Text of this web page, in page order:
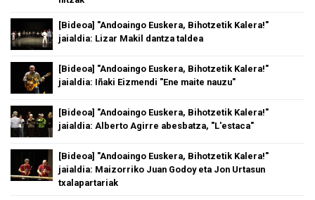
[Bideoa] "Andoaingo Euskera, Bihotzetik Kalera!"
jaialdia: Lizar Makil dantza taldea
[Bideoa] "Andoaingo Euskera, Bihotzetik Kalera!"
jaialdia: Iñaki Eizmendi "Ene maite nauzu"
[Bideoa] "Andoaingo Euskera, Bihotzetik Kalera!"
jaialdia: Alberto Agirre abesbatza, "L'estaca"
[Bideoa] "Andoaingo Euskera, Bihotzetik Kalera!"
jaialdia: Maizorriko Juan Godoy eta Jon Urtasun
txalapartariak